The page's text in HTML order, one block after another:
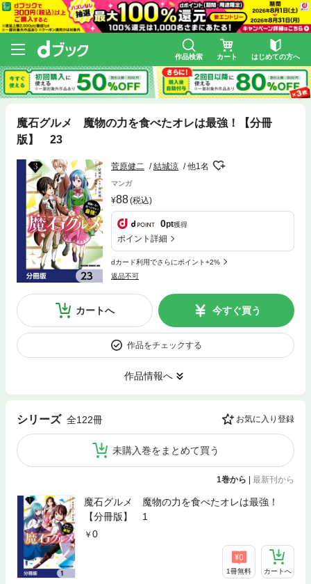
作品検索 カート はじめての方へ
魔石グルメ 魔物の力を食べたオレは最強！【分冊
版】 23
菅原健二 結城涼 他1名
マンガ
88(税込)
0pt獲得
ポイント詳細
dカード利用でさらにポイント+2%
返品不可
カートへ 今すぐ買う
作品をチェックする
作品情報へ
シリーズ 全122冊 お気に入り登録
未購入巻をまとめて買う
1巻から | 最新刊から
魔石グルメ 魔物の力を食べたオレは最強！
【分冊版】 1
0
1冊無料 カートへ